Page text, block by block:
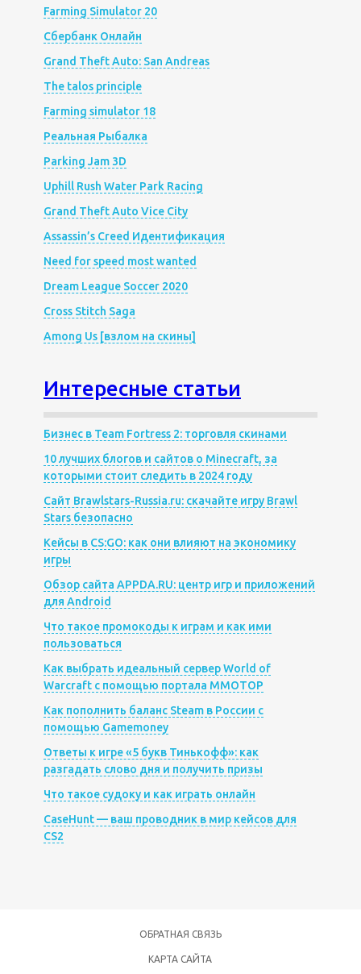
Farming Simulator 20
Сбербанк Онлайн
Grand Theft Auto: San Andreas
The talos principle
Farming simulator 18
Реальная Рыбалка
Parking Jam 3D
Uphill Rush Water Park Racing
Grand Theft Auto Vice City
Assassin’s Creed Идентификация
Need for speed most wanted
Dream League Soccer 2020
Cross Stitch Saga
Among Us [взлом на скины]
Интересные статьи
Бизнес в Team Fortress 2: торговля скинами
10 лучших блогов и сайтов о Minecraft, за
которыми стоит следить в 2024 году
Сайт Brawlstars-Russia.ru: скачайте игру Brawl
Stars безопасно
Кейсы в CS:GO: как они влияют на экономику
игры
Обзор сайта APPDA.RU: центр игр и приложений
для Android
Что такое промокоды к играм и как ими
пользоваться
Как выбрать идеальный сервер World of
Warcraft с помощью портала MMOTOP
Как пополнить баланс Steam в России с
помощью Gamemoney
Ответы к игре «5 букв Тинькофф»: как
разгадать слово дня и получить призы
Что такое судоку и как играть онлайн
CaseHunt — ваш проводник в мир кейсов для
CS2
ОБРАТНАЯ СВЯЗЬ
КАРТА САЙТА